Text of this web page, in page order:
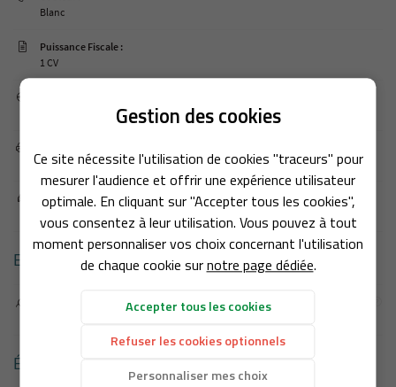
Gestion des cookies
Ce site nécessite l'utilisation de cookies "traceurs" pour
mesurer l'audience et offrir une expérience utilisateur
optimale. En cliquant sur "Accepter tous les cookies",
vous consentez à leur utilisation. Vous pouvez à tout
moment personnaliser vos choix concernant l'utilisation
de chaque cookie surnotre page dédiée.
Accepter tous les cookies
Refuser les cookies optionnels
Personnaliser mes choix
AMG
HYDRAULIQUE
VSP
PRODUITS
D’OCCASION
ACTUALITÉS
UNE
05 49 05 98 85
Blanc

Puissance Fiscale :
1 CV


2

Nombre de places :
ENVIRONNEMENT ET ÉCOLOGIE

Prime à la conversion :
ÉQUIPEMENTS